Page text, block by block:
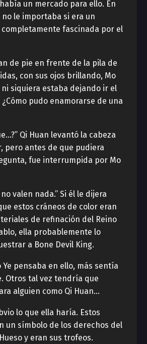
un mercado para ello. En
le importaba si era un
completamente fascinada por el
de pie en frente de la pila de
con sus ojos brillando, Mo
ni siquiera estaba dejando ir el
pudo enamorarse de una
Qi Huan levantó la cabeza
pero antes de que pudiera
fue interrumpida por Mo
valen nada.” Si él le dijera
estos cráneos de color eran
de refinación del Reino
ella probablemente lo
a Bone Devil King.
Ye pensaba en ello, más sentía
Otros tal vez tendría que
alguien como Qi Huan…
lo que ella haría. Estos
un símbolo de los derechos del
y eran sus trofeos.